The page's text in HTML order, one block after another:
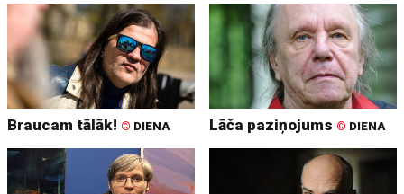
Braucam tālāk! © DIENA Lāča paziņojums © DIENA